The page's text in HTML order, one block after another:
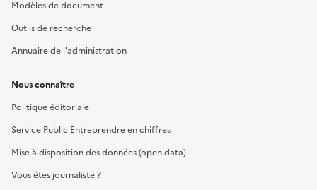
Modèles de document
Outils de recherche
Annuaire de l'administration
Nous connaître
Politique éditoriale
Service Public Entreprendre en chiffres
Mise à disposition des données (open data)
Vous êtes journaliste ?